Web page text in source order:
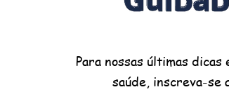
Para nossas últimas dicas
saúde, inscreva-se